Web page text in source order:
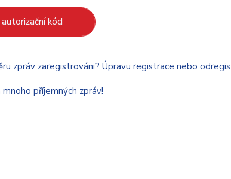
kód
zpráv zaregistrováni? Úpravu registrace nebo
příjemných zpráv!